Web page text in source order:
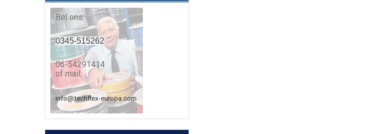
Bel ons:
0345-515262
06-54291414
of mail:
info@techflex-europa.com